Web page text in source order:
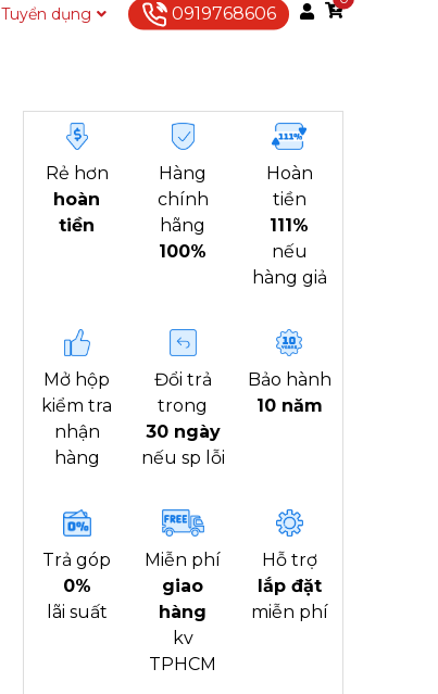
Tuyển dụng Liên hệ0919768606
Rẻ hơn
hoàn
tiền
Hàng
chính
hãng
100%
Hoàn
tiền
111%
nếu
hàng giả
Mở hộp
kiểm tra
nhận
hàng
Đổi trả
trong
30 ngày
nếu sp lỗi
Bảo hành
10 năm
Trả góp
0%
lãi suất
Miễn phí
giao
hàng
kv
TPHCM
Hỗ trợ
lắp đặt
miễn phí